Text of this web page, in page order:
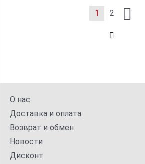
1 2
О нас
Доставка и оплата
Возврат и обмен
Новости
Дисконт